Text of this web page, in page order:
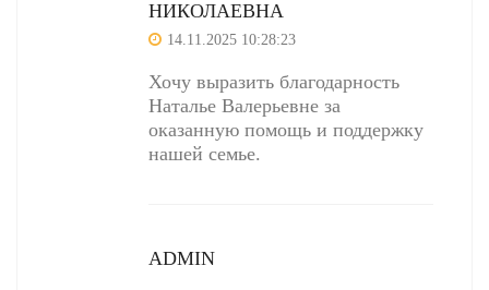
НИКОЛАЕВНА
14.11.2025 10:28:23
Хочу выразить благодарность
Наталье Валерьевне за
оказанную помощь и поддержку
нашей семье.
ADMIN